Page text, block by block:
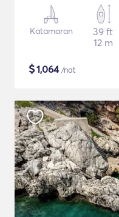
Katamaran
39 ft
12 m
$1,064/nat